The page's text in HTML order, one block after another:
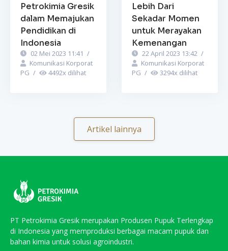
Petrokimia Gresik
dalam Memajukan
Pendidikan di
Indonesia
02 Mei 2023 11:41 /
Komunikasi Korporat
PG / 4492x dilihat
Lebih Dari
Sekadar Momen
untuk Merayakan
Kemenangan
22 April 2023 13:42 /
Komunikasi Korporat
PG / 3294x dilihat
Artikel lainnya
PT Petrokimia Gresik merupakan Produsen Pupuk Terlengkap
di Indonesia yang memproduksi berbagai macam pupuk dan
bahan kimia untuk solusi agroindustri.